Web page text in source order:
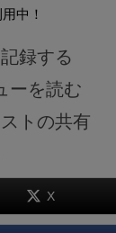
ス名を対象にフリーワ
ザイナー名を指定して検
ザイナー
世界観や登場人
テーマ/フレーバー
中！
録する
ーを読む
トの共有
X